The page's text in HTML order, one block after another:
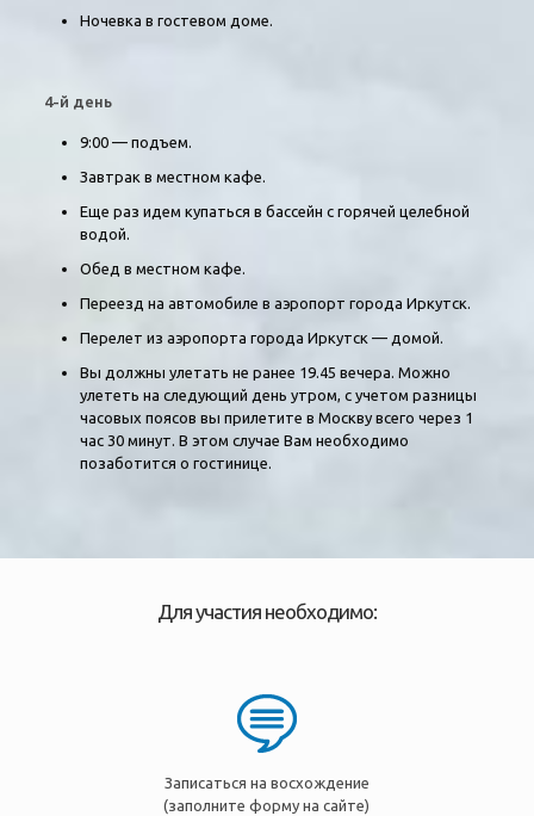
Ночевка в гостевом доме.
4-й день
9:00 — подъем.
Завтрак в местном кафе.
Еще раз идем купаться в бассейн с горячей целебной
водой.
Обед в местном кафе.
Переезд на автомобиле в аэропорт города Иркутск.
Перелет из аэропорта города Иркутск — домой.
Вы должны улетать не ранее 19.45 вечера. Можно
улететь на следующий день утром, с учетом разницы
часовых поясов вы прилетите в Москву всего через 1
час 30 минут. В этом случае Вам необходимо
позаботится о гостинице.
Для участия необходимо:
Записаться на восхождение
(заполните форму на сайте)